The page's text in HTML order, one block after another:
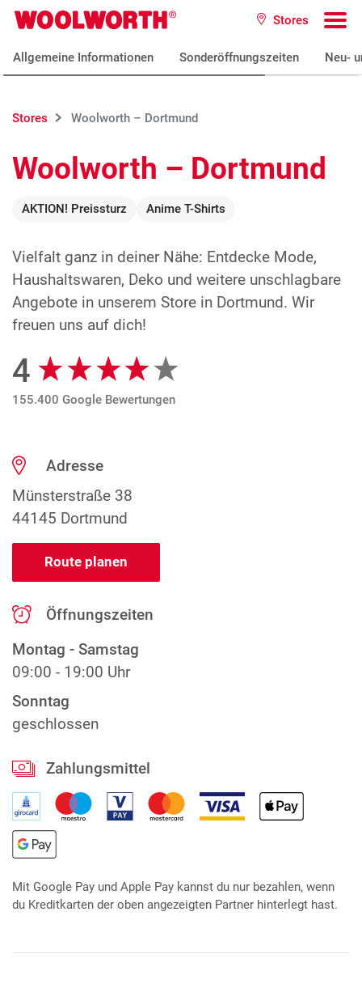
Zum Hauptinhalt
Woolworth GmbH Stores
Allgemeine Informationen Sonderöffnungszeiten Neu-
Stores Woolworth – Dortmund
Woolworth – Dortmund
AKTION! Preissturz Anime T-Shirts
Vielfalt ganz in deiner Nähe: Entdecke Mode,
Haushaltswaren, Deko und weitere unschlagbare
Angebote in unserem Store in Dortmund. Wir
freuen uns auf dich!
Google Bewertungen
4
155.400 Google Bewertungen
Adresse
Münsterstraße 38
44145 Dortmund
Route planen
Öffnungszeiten
Montag - Samstag
09:00 - 19:00 Uhr
Sonntag
geschlossen
Zahlungsmittel
Mit Google Pay und Apple Pay kannst du nur bezahlen, wenn
du Kreditkarten der oben angezeigten Partner hinterlegt hast.